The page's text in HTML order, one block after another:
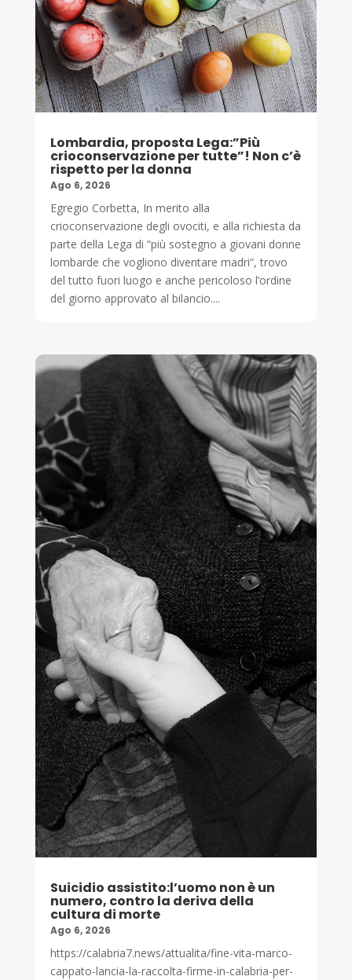
Lombardia, proposta Lega:”Più
crioconservazione per tutte”! Non c’è
rispetto per la donna
Ago 6, 2026
Egregio Corbetta, In merito alla
crioconservazione degli ovociti, e alla richiesta da
parte della Lega di “più sostegno a giovani donne
lombarde che vogliono diventare madri“, trovo
del tutto fuori luogo e anche pericoloso l’ordine
del giorno approvato al bilancio....
Suicidio assistito:l’uomo non è un
numero, contro la deriva della
cultura di morte
Ago 6, 2026
https://calabria7.news/attualita/fine-vita-marco-
cappato-lancia-la-raccolta-firme-in-calabria-per-